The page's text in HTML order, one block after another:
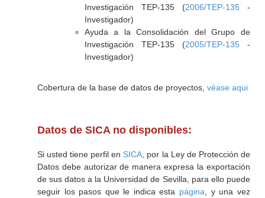
Investigación TEP-135 (2006/TEP-135-
Investigador)
Ayuda a la Consolidación del Grupo de
Investigación TEP-135 (2005/TEP-135-
Investigador)
Cobertura de la base de datos de proyectos, véase aqui
Datos de SICA no disponibles:
Si usted tiene perfil en SICA , por la Ley de Protección de
Datos debe autorizar de manera expresa la exportación
de sus datos a la Universidad de Sevilla, para ello puede
seguir los pasos que le indica esta página , y una vez